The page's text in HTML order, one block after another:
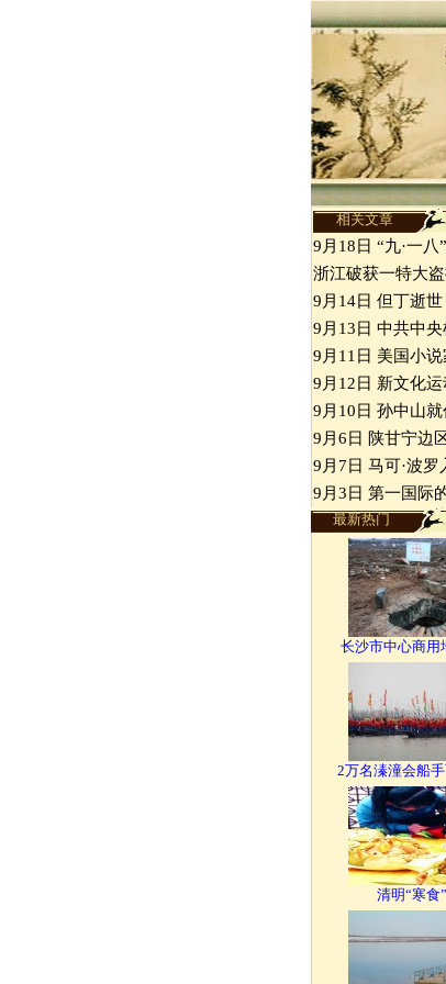
相关文章
9月18日 “九·一
浙江破获一特大
9月14日 但丁逝
9月13日 中共中
9月11日 美国小
9月12日 新文化
9月10日 孙中山
9月6日 陕甘宁边
9月7日 马可·波
9月3日 第一国际
最新热门
长沙市中心商
2万名溱潼会船
清明“寒食